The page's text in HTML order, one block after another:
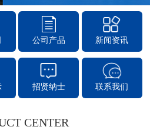
1 2 3
公司产品 新闻资讯
招贤纳士 联系我们
CENTER